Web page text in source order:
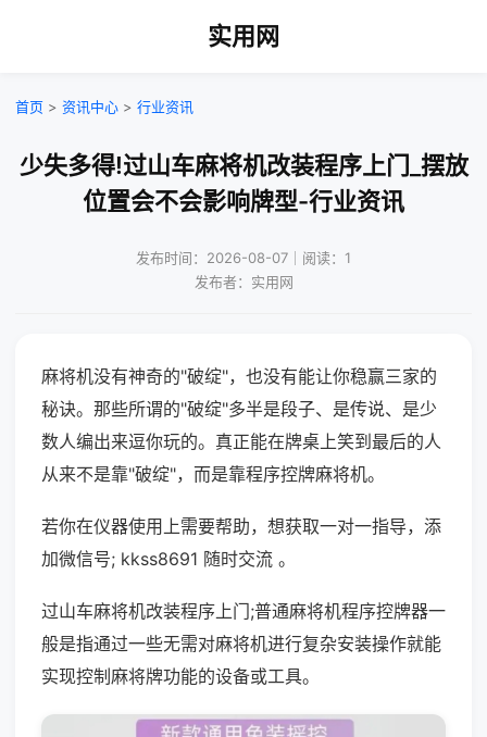
实用网
首页 > 资讯中心 > 行业资讯
少失多得!过山车麻将机改装程序上门_摆放
位置会不会影响牌型-行业资讯
发布时间：2026-08-07｜阅读：1
发布者：实用网
麻将机没有神奇的"破绽"，也没有能让你稳赢三家的
秘诀。那些所谓的"破绽"多半是段子、是传说、是少
数人编出来逗你玩的。真正能在牌桌上笑到最后的人
从来不是靠"破绽"，而是靠程序控牌麻将机。
若你在仪器使用上需要帮助，想获取一对一指导，添
加微信号; kkss8691 随时交流 。
过山车麻将机改装程序上门;普通麻将机程序控牌器一
般是指通过一些无需对麻将机进行复杂安装操作就能
实现控制麻将牌功能的设备或工具。